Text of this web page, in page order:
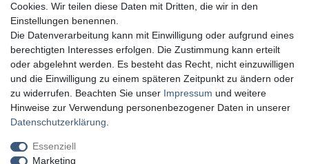
Cookies. Wir teilen diese Daten mit Dritten, die wir in den
Einstellungen benennen.
Die Datenverarbeitung kann mit Einwilligung oder aufgrund eines
berechtigten Interesses erfolgen. Die Zustimmung kann erteilt
oder abgelehnt werden. Es besteht das Recht, nicht einzuwilligen
und die Einwilligung zu einem späteren Zeitpunkt zu ändern oder
zu widerrufen. Beachten Sie unser Impressum und weitere
Hinweise zur Verwendung personenbezogener Daten in unserer
Daten­schutz­erklärung
Essenziell
Marketing